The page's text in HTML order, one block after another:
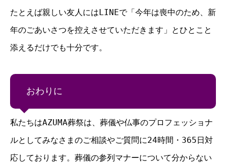
たとえば親しい友人にはLINEで「今年は喪中のため、新
年のごあいさつを控えさせていただきます」とひとこと
添えるだけでも十分です。
おわりに
私たちはAZUMA葬祭は、葬儀や仏事のプロフェッショナ
ルとしてみなさまのご相談やご質問に24時間・365日対
応しております。葬儀の参列マナーについて分からない